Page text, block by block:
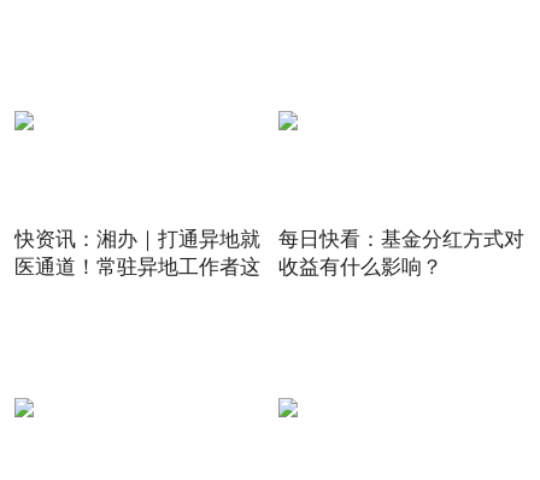
快资讯：湘办｜打通异地就
医通道！常驻异地工作者这
每日快看：基金分红方式对
收益有什么影响？